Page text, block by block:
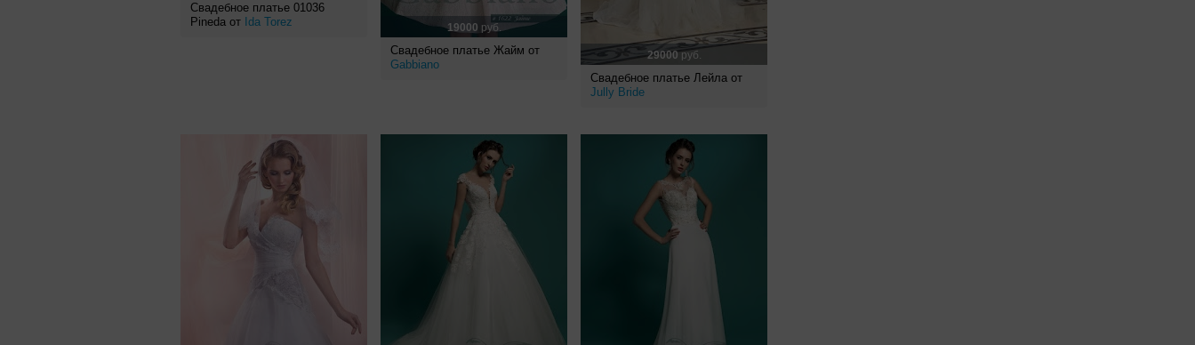
Свадебное платье 01036
Pineda от Ida Torez 19000 руб.
Свадебное платье Жайм от
Gabbiano
29000руб.
Свадебное платье Лейла от
Jully Bride